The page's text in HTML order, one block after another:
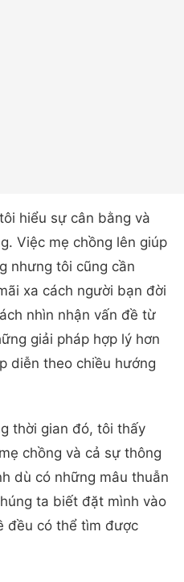
hiểu sự cân bằng và
Việc mẹ chồng lên giúp
nhưng tôi cũng cần
xa cách người bạn đời
nhìn nhận vấn đề từ
giải pháp hợp lý hơn
diễn theo chiều hướng
thời gian đó, tôi thấy
chồng và cả sự thông
dù có những mâu thuẫn
ta biết đặt mình vào
đều có thể tìm được